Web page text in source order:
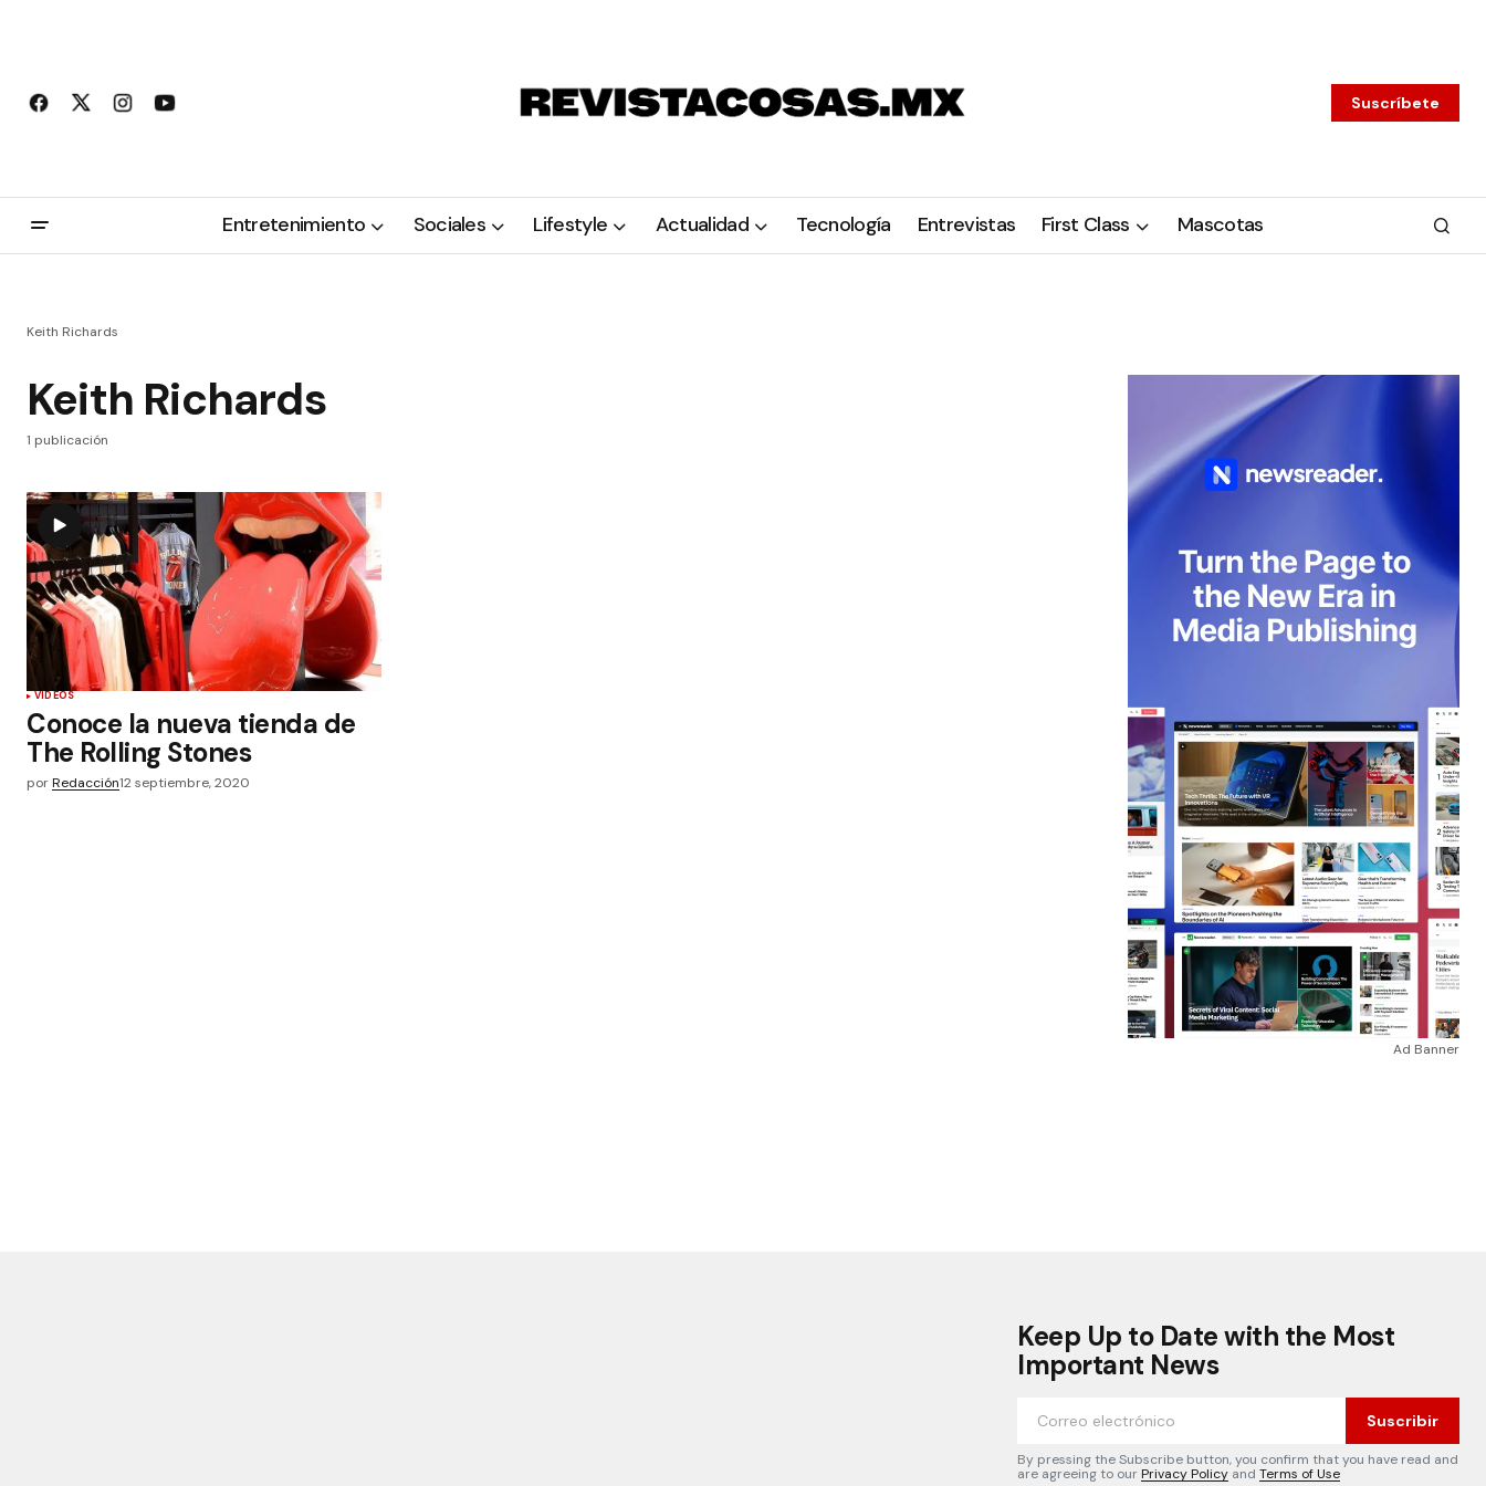
Suscríbete
Entretenimiento Sociales Lifestyle Actualidad Tecnología Entrevistas First Class Mascotas
Keith Richards
Keith Richards
1 publicación
VIDEOS
Conoce la nueva tienda de
The Rolling Stones
porRedacción12 septiembre, 2020
Ad Banner
Keep Up to Date with the Most
Important News
Suscribir
By pressing the Subscribe button, you confirm that you have read and
are agreeing to ourPrivacy Policy and Terms of Use